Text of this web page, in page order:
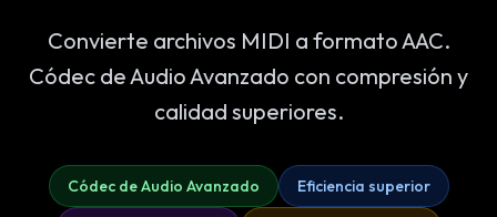
Convierte archivos MIDI a formato AAC.
Códec de Audio Avanzado con compresión y
calidad superiores.
Códec de Audio Avanzado Eficiencia superior